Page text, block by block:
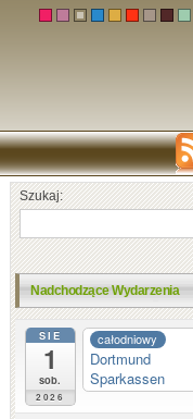
Szukaj:
Nadchodzące Wydarzenia
SIE
1
sob.
2026
całodniowy
Dortmund
Sparkassen